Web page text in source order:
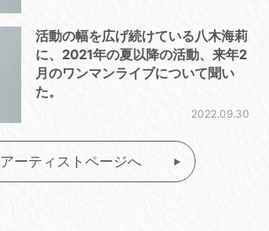
活動の幅を広げ続けている八木海莉
に、2021年の夏以降の活動、来年2
月のワンマンライブについて聞い
た。
2022.09.30
アーティストページへ